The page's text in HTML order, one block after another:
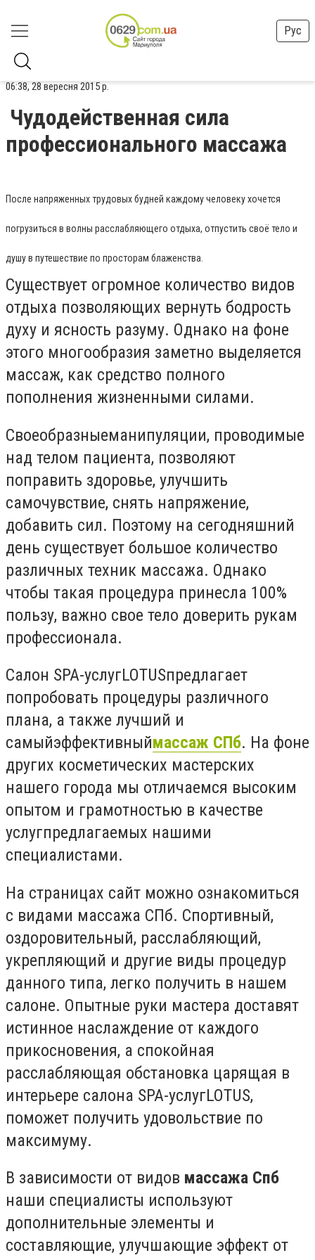
Рус
06:38, 28 вересня 2015 р.
Чудодейственная сила
профессионального массажа
После напряженных трудовых будней каждому человеку хочется
погрузиться в волны расслабляющего отдыха, отпустить своё тело и
душу в путешествие по просторам блаженства.
Существует огромное количество видов
отдыха позволяющих вернуть бодрость
духу и ясность разуму. Однако на фоне
этого многообразия заметно выделяется
массаж, как средство полного
пополнения жизненными силами.
Своеобразныеманипуляции, проводимые
над телом пациента, позволяют
поправить здоровье, улучшить
самочувствие, снять напряжение,
добавить сил. Поэтому на сегодняшний
день существует большое количество
различных техник массажа. Однако
чтобы такая процедура принесла 100%
пользу, важно свое тело доверить рукам
профессионала.
Салон SPA-услугLOTUSпредлагает
попробовать процедуры различного
плана, а также лучший и
самыйэффективныймассаж СПб. На фоне
других косметических мастерских
нашего города мы отличаемся высоким
опытом и грамотностью в качестве
услугпредлагаемых нашими
специалистами.
На страницах сайт можно ознакомиться
с видами массажа СПб. Спортивный,
оздоровительный, расслабляющий,
укрепляющий и другие виды процедур
данного типа, легко получить в нашем
салоне. Опытные руки мастера доставят
истинное наслаждение от каждого
прикосновения, а спокойная
расслабляющая обстановка царящая в
интерьере салона SPA-услугLOTUS,
поможет получить удовольствие по
максимуму.
В зависимости от видов массажа Спб
наши специалисты используют
дополнительные элементы и
составляющие, улучшающие эффект от